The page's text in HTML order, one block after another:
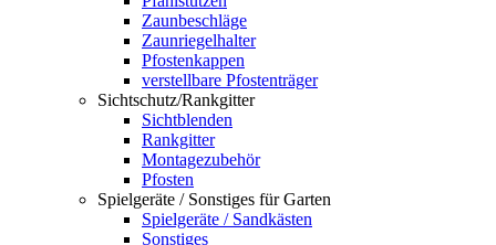
Zaunbeschläge
Zaunriegelhalter
Pfostenkappen
verstellbare Pfostenträger
Sichtschutz/Rankgitter
Sichtblenden
Rankgitter
Montagezubehör
Pfosten
Spielgeräte / Sonstiges für Garten
Spielgeräte / Sandkästen
Sonstiges